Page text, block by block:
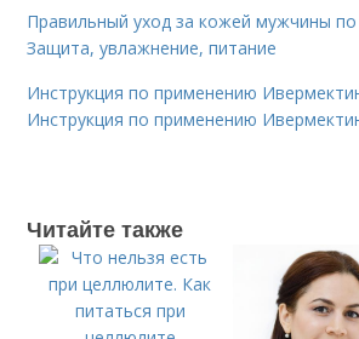
Правильный уход за кожей мужчины
Защита, увлажнение, питание
Инструкция по применению
Инструкция по применению
Читайте также